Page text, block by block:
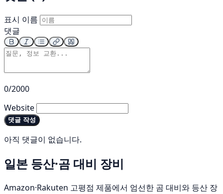
표시 이름
댓글
0/2000
Website
댓글 작성
아직 댓글이 없습니다.
일본 등산·곰 대비 장비
Amazon·Rakuten 고평점 제품에서 엄선한 곰 대비와 등산 장